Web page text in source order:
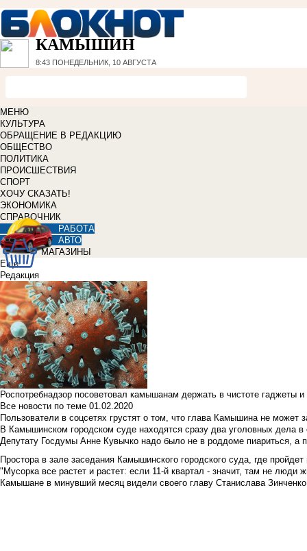
КАМЫШИН
8:43 ПОНЕДЕЛЬНИК, 10 АВГУСТА
МЕНЮ
КУЛЬТУРА
ОБРАЩЕНИЕ В РЕДАКЦИЮ
ОБЩЕСТВО
ПОЛИТИКА
ПРОИСШЕСТВИЯ
СПОРТ
ХОЧУ СКАЗАТЬ!
ЭКОНОМИКА
СПРАВОЧНИК
РАБОТА
АВТО
МАГАЗИНЫ
Еще
Редакция
Роспотребнадзор посоветовал камышанам держать в чистоте гаджеты
Все новости по теме 01.02.2020
Пользователи в соцсетях грустят о том, что глава Камышина не может
В Камышинском городском суде находятся сразу два уголовных дела
Депутату Госдумы Анне Кувычко надо было не в роддоме пиариться, а
Простора в зале заседания Камышинского городского суда, где
"Мусорка все растет и растет: если 11-й квартал - значит, там не люди
Камышане в минувший месяц видели своего главу Станислава Зинченко